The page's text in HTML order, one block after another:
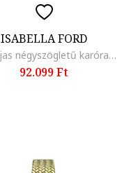
ISABELLA FORD
Bőrszíjas négyszögletű karóra, Aranyszín/Konyakbarna
92.099 Ft